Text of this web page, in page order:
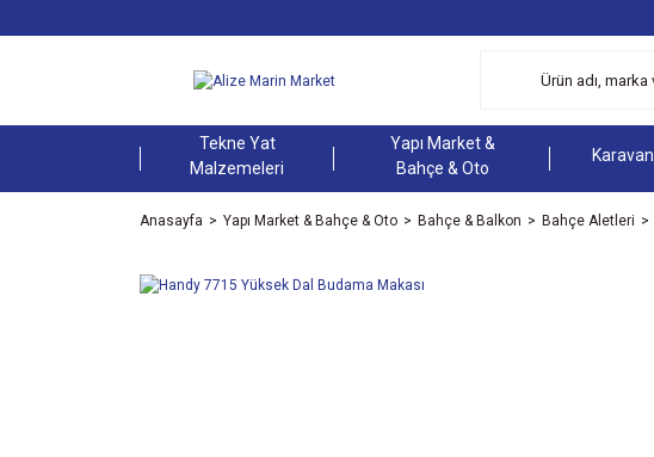
Tekne Yat
Malzemeleri
Yapı Market &
Bahçe & Oto
Karavan
Anasayfa Yapı Market & Bahçe & Oto Bahçe & Balkon Bahçe Aletleri